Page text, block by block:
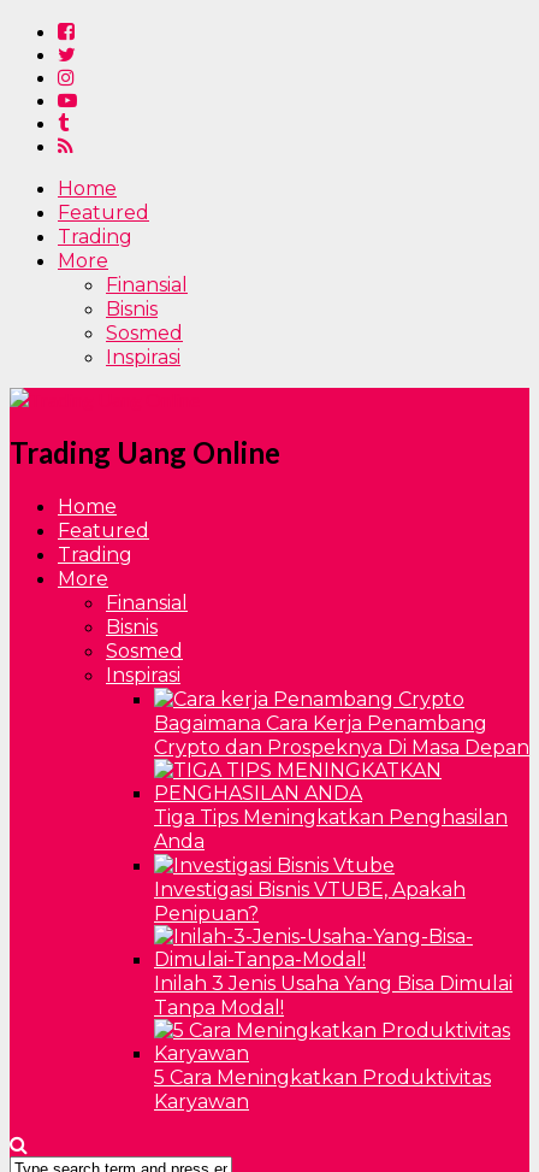
Home
Featured
Trading
More
Finansial
Bisnis
Sosmed
Inspirasi
Trading Uang Online
Home
Featured
Trading
More
Finansial
Bisnis
Sosmed
Inspirasi
Bagaimana Cara Kerja Penambang
Crypto dan Prospeknya Di Masa Depan
Tiga Tips Meningkatkan Penghasilan
Anda
Investigasi Bisnis VTUBE, Apakah
Penipuan?
Inilah 3 Jenis Usaha Yang Bisa Dimulai
Tanpa Modal!
5 Cara Meningkatkan Produktivitas
Karyawan